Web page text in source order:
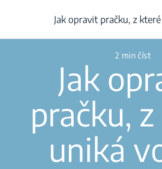
/ Jak opravit
2 min číst
Jak
pračku,
uniká
Jak opravit pračku, z